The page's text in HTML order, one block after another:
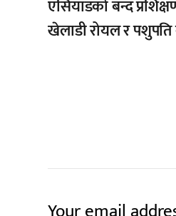
एसियाडको बन्द
खेलाडी रोयल र